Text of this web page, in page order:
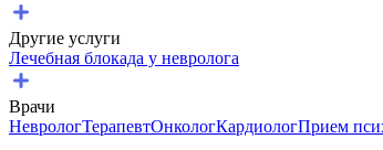
Другие услуги
Лечебная блокада у невролога
Врачи
НеврологТерапевтОнкологКардиологПрием